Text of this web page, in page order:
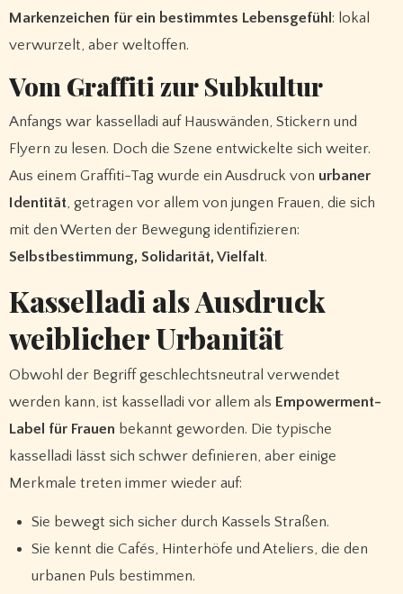
Markenzeichen für ein bestimmtes Lebensgefühl : lokal
verwurzelt, aber weltoffen.
Vom Graffiti zur Subkultur
Anfangs war kasselladi auf Hauswänden, Stickern und
Flyern zu lesen. Doch die Szene entwickelte sich weiter.
Aus einem Graffiti-Tag wurde ein Ausdruck von urbaner
Identität, getragen vor allem von jungen Frauen, die sich
mit den Werten der Bewegung identifizieren:
Selbstbestimmung, Solidarität, Vielfalt.
Kasselladi als Ausdruck
weiblicher Urbanität
Obwohl der Begriff geschlechtsneutral verwendet
werden kann, ist kasselladi vor allem als Empowerment-
Label für Frauen bekannt geworden. Die typische
kasselladi lässt sich schwer definieren, aber einige
Merkmale treten immer wieder auf:
Sie bewegt sich sicher durch Kassels Straßen.
Sie kennt die Cafés, Hinterhöfe und Ateliers, die den
urbanen Puls bestimmen.